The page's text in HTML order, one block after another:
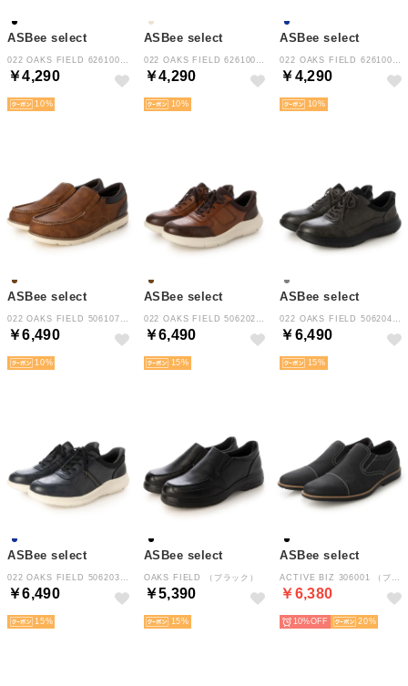
ASBee select
￥4,290
10
ASBee select
￥4,290
10
ASBee select
￥4,290
10
ASBee select
￥6,490
10
ASBee select
￥6,490
15
ASBee select
￥6,490
15
ASBee select
￥6,490
15
ASBee select
OAKS FIELD （ブラック）
￥5,390
15
ASBee select
￥6,380
10% 20